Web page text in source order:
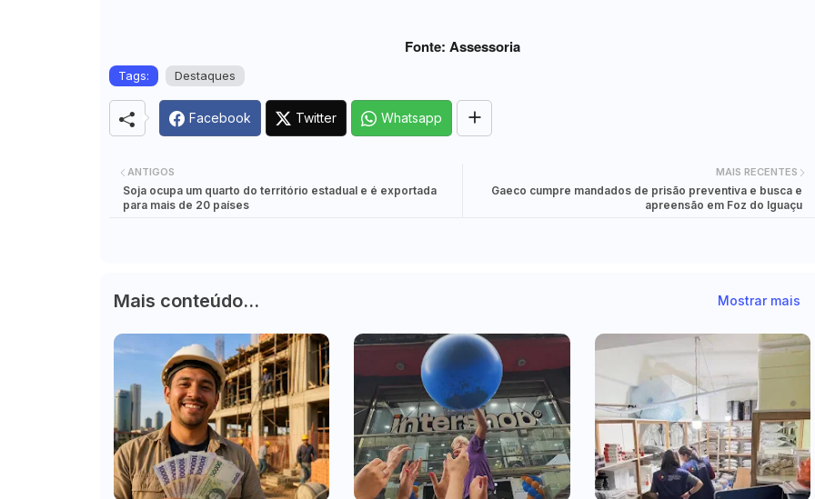
Fonte: Assessoria
Tags: Destaques
Facebook Twitter Whatsapp
MAIS RECENTES
Gaeco cumpre mandados de prisão preventiva e busca e
apreensão em Foz do Iguaçu
ANTIGOS
Soja ocupa um quarto do território estadual e é exportada
para mais de 20 países
Mais conteúdo... Mostrar mais